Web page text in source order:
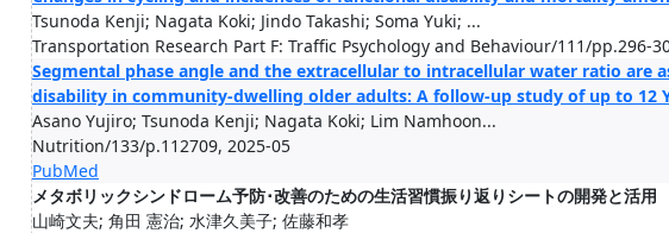
Tsunoda Kenji; Nagata Koki; Jindo Takashi; Soma Yuki; ...
Transportation Research Part F: Traffic Psychology and Behaviour/111/pp.296-
Segmental phase angle and the extracellular to intracellular water ratio are
disability in community-dwelling older adults: A follow-up study of up to 12
Asano Yujiro; Tsunoda Kenji; Nagata Koki; Lim Namhoon...
Nutrition/133/p.112709, 2025-05
PubMed
メタボリックシンドローム予防･改善のための生活習慣振り返りシートの開発と活用
山崎文夫; 角田 憲治; 水津久美子; 佐藤和孝